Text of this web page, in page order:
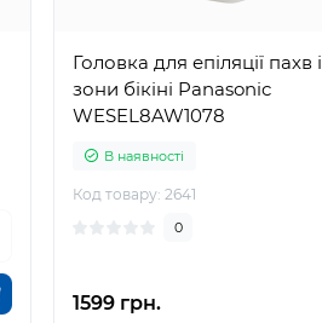
Головка для епіляції пахв і
зони бікіні Panasonic
WESEL8AW1078
В наявності
Код товару: 2641
0
1599 грн.